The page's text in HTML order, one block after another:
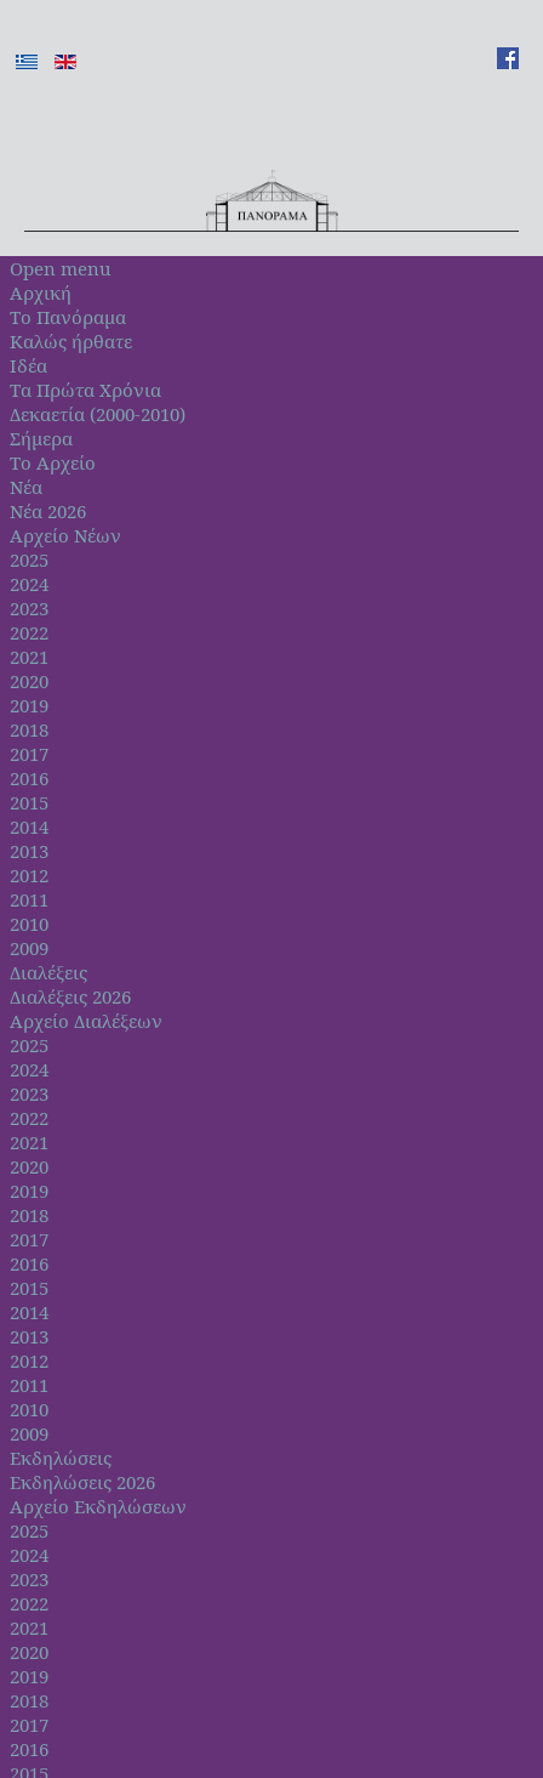
Open menu
Αρχική
Το Πανόραμα
Καλώς ήρθατε
Ιδέα
Τα Πρώτα Χρόνια
Δεκαετία (2000-2010)
Σήμερα
Το Αρχείο
Νέα
Νέα 2026
Αρχείο Νέων
2025
2024
2023
2022
2021
2020
2019
2018
2017
2016
2015
2014
2013
2012
2011
2010
2009
Διαλέξεις
Διαλέξεις 2026
Αρχείο Διαλέξεων
2025
2024
2023
2022
2021
2020
2019
2018
2017
2016
2015
2014
2013
2012
2011
2010
2009
Εκδηλώσεις
Εκδηλώσεις 2026
Αρχείο Εκδηλώσεων
2025
2024
2023
2022
2021
2020
2019
2018
2017
2016